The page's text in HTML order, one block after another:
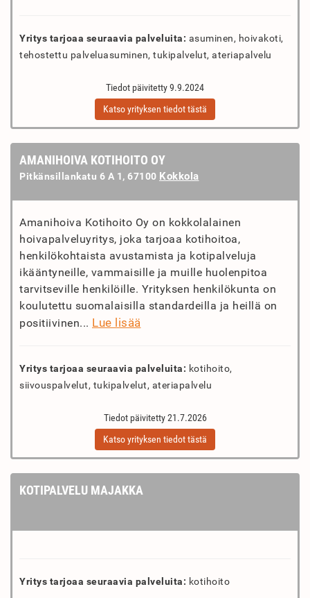
Yritys tarjoaa seuraavia palveluita: asuminen, hoivakoti,
tehostettu palveluasuminen, tukipalvelut, ateriapalvelu
Tiedot päivitetty 9.9.2024
Katso yrityksen tiedot tästä
AMANIHOIVA KOTIHOITO OY
Pitkänsillankatu 6 A 1, 67100 Kokkola
Amanihoiva Kotihoito Oy on kokkolalainen
hoivapalveluyritys, joka tarjoaa kotihoitoa,
henkilökohtaista avustamista ja kotipalveluja
ikääntyneille, vammaisille ja muille huolenpitoa
tarvitseville henkilöille. Yrityksen henkilökunta on
koulutettu suomalaisilla standardeilla ja heillä on
positiivinen... Lue lisää
Yritys tarjoaa seuraavia palveluita: kotihoito,
siivouspalvelut, tukipalvelut, ateriapalvelu
Tiedot päivitetty 21.7.2026
Katso yrityksen tiedot tästä
KOTIPALVELU MAJAKKA
Yritys tarjoaa seuraavia palveluita: kotihoito